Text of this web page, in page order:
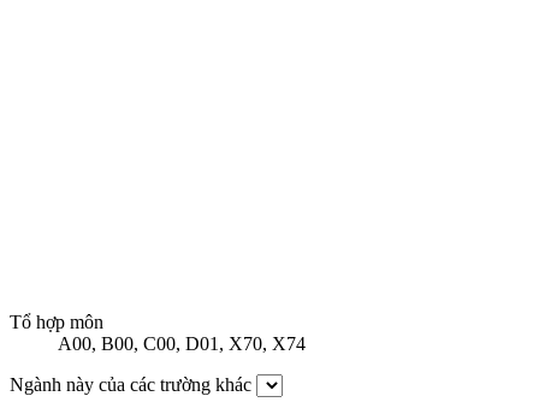
Tổ hợp môn
A00, B00, C00, D01, X70, X74
Ngành này của các trường khác